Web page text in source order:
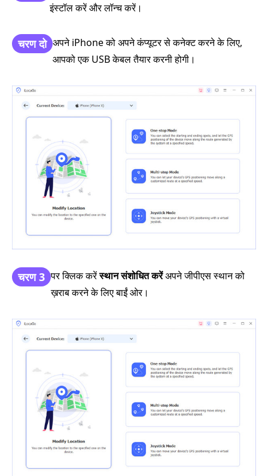
इंस्टॉल करें और लॉन्च करें।
चरण दो अपने iPhone को अपने कंप्यूटर से कनेक्ट करने के लिए,
आपको एक USB केबल तैयार करनी होगी।
चरण 3 पर क्लिक करेंस्थान संशोधित करेंअपने जीपीएस स्थान को
ख़राब करने के लिए बाईं ओर।